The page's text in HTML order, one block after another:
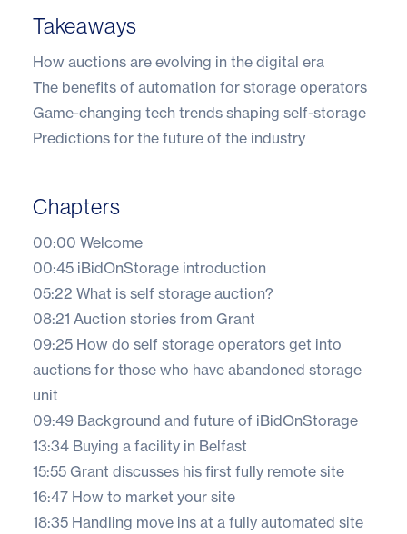
Takeaways
How auctions are evolving in the digital era
The benefits of automation for storage operators
Game-changing tech trends shaping self-storage
Predictions for the future of the industry
Chapters
00:00 Welcome
00:45 iBidOnStorage introduction
05:22 What is self storage auction?
08:21 Auction stories from Grant
09:25 How do self storage operators get into
auctions for those who have abandoned storage
unit
09:49 Background and future of iBidOnStorage
13:34 Buying a facility in Belfast
15:55 Grant discusses his first fully remote site
16:47 How to market your site
18:35 Handling move ins at a fully automated site